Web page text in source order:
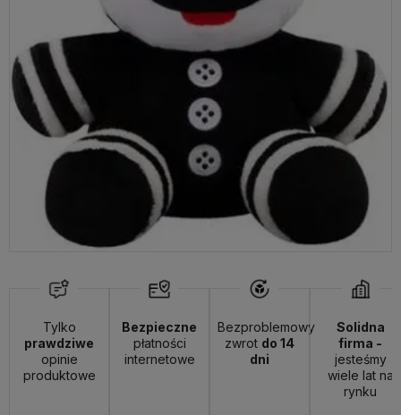
Tylko
prawdziwe
opinie
produktowe
Bezpieczne
płatności
internetowe
Bezproblemowy
zwrot do 14
dni
Solidna
firma -
jesteśmy
wiele lat na
rynku